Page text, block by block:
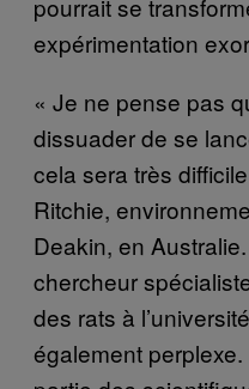
expérimentation
« Je ne pense pas
dissuader de se
cela sera très
Ritchie,
Deakin, en
chercheur
des rats à
également perplexe.